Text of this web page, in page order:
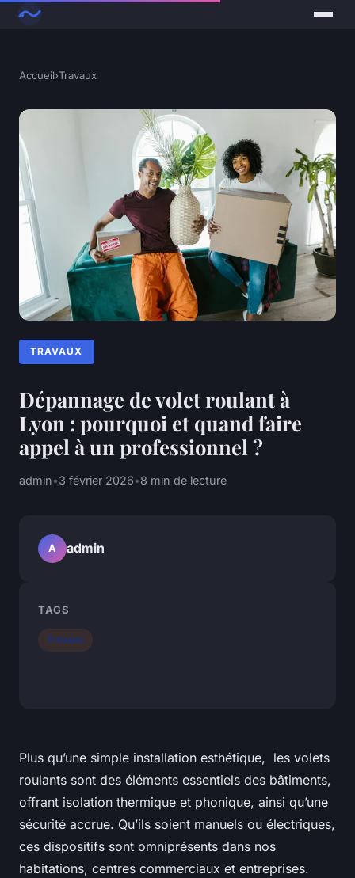
Accueil›Travaux
TRAVAUX
Dépannage de volet roulant à
Lyon : pourquoi et quand faire
appel à un professionnel ?
admin•3 février 2026•8 min de lecture
Plus qu’une simple installation esthétique, les volets
roulants sont des éléments essentiels des bâtiments,
offrant isolation thermique et phonique, ainsi qu’une
sécurité accrue. Qu’ils soient manuels ou électriques,
ces dispositifs sont omniprésents dans nos
habitations, centres commerciaux et entreprises.
A admin
TAGS
Travaux